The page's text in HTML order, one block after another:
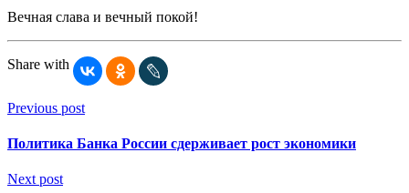
Вечная слава и вечный покой!
Share with
Previous post
Политика Банка России сдерживает рост экономики
Next post